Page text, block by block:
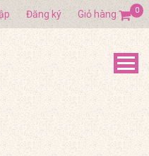
Đăng ký Giỏ hàng 0